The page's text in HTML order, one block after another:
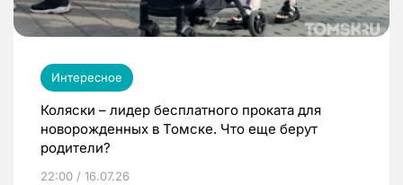
Интересное
Коляски – лидер бесплатного проката для
новорожденных в Томске. Что еще берут
родители?
22:00 / 16.07.26